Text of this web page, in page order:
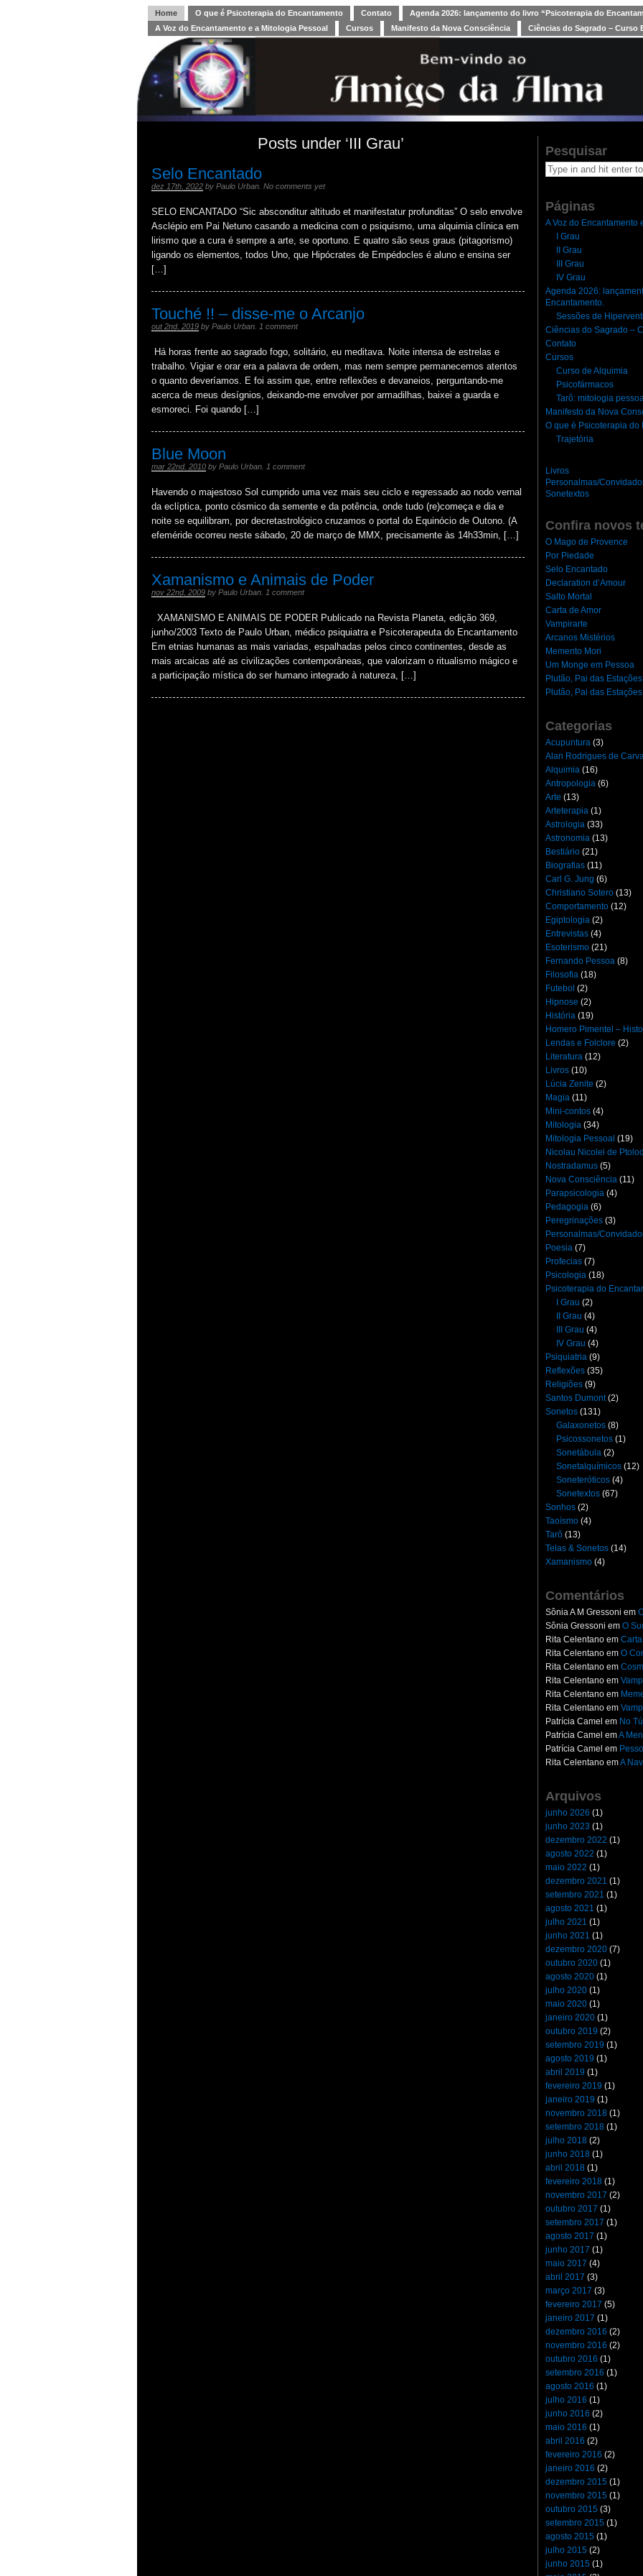
Home O que é Psicoterapia do Encantamento Contato
Agenda 2026: lançamento do livro “Psicoterapia do
A Voz do Encantamento e a Mitologia Pessoal
Cursos Manifesto da Nova Consciência Ciências do Sagrado – Curso
Posts under ‘III Grau’
Selo Encantado
dez 17th, 2022 by Paulo Urban No comments yet
SELO ENCANTADO “Sic absconditur altitudo et manifestatur profunditas” O selo envolve
Asclépio em Pai Netuno casando a medicina com o psiquismo, uma alquimia clínica em
lirismo que a cura é sempre a arte, se oportuno. E quatro são seus graus (pitagorismo)
ligando os elementos, todos Uno, que Hipócrates de Empédocles é aluno e ensina ser
[…]
Touché !! – disse-me o Arcanjo
out 2nd, 2019 by Paulo Urban 1 comment
Há horas frente ao sagrado fogo, solitário, eu meditava. Noite intensa de estrelas e
trabalho. Vigiar e orar era a palavra de ordem, mas nem sempre permanecemos atentos
o quanto deveríamos. E foi assim que, entre reflexões e devaneios, perguntando-me
acerca de meus desígnios, deixando-me envolver por armadilhas, baixei a guarda e
esmoreci. Foi quando […]
Blue Moon
mar 22nd, 2010 by Paulo Urban 1 comment
Havendo o majestoso Sol cumprido uma vez mais seu ciclo e regressado ao nodo vernal
da eclíptica, ponto cósmico da semente e da potência, onde tudo (re)começa e dia e
noite se equilibram, por decretastrológico cruzamos o portal do Equinócio de Outono. (A
efeméride ocorreu neste sábado, 20 de março de MMX, precisamente às 14h33min, […]
Xamanismo e Animais de Poder
nov 22nd, 2009 by Paulo Urban 1 comment
XAMANISMO E ANIMAIS DE PODER Publicado na Revista Planeta, edição 369,
junho/2003 Texto de Paulo Urban, médico psiquiatra e Psicoterapeuta do Encantamento
Em etnias humanas as mais variadas, espalhadas pelos cinco continentes, desde as
mais arcaicas até as civilizações contemporâneas, que valorizam o ritualismo mágico e
a participação mística do ser humano integrado à natureza, […]
Pesquisar
Páginas
A Voz do Encantamento
I Grau
II Grau
III Grau
IV Grau
Agenda 2026:
Encantamento.
Sessões de
Ciências do Sagrado –
Contato
Cursos
Curso de Alquimia
Psicofármacos
Tarô: mitologia
Manifesto da Nova
O que é Psicoterapia do
Trajetória
Livros
Personalmas/
Sonetextos
Confira novos
O Mago de Provence
Por Piedade
Selo Encantado
Declaration d’Amour
Salto Mortal
Carta de Amor
Vampirarte
Arcanos Mistérios
Memento Mori
Um Monge em Pessoa
Plutão, Pai das
Plutão, Pai das
Categorias
Acupuntura (3)
Alan Rodrigues de
Alquimia (16)
Antropologia (6)
Arte (13)
Arteterapia (1)
Astrologia (33)
Astronomia (13)
Bestiário (21)
Biografias (11)
Carl G. Jung (6)
Christiano Sotero (13)
Comportamento (12)
Egiptologia (2)
Entrevistas (4)
Esoterismo (21)
Fernando Pessoa (8)
Filosofia (18)
Futebol (2)
Hipnose (2)
História (19)
Homero Pimentel –
Lendas e Folclore (2)
Literatura (12)
Livros (10)
Lúcia Zenite (2)
Magia (11)
Mini-contos (4)
Mitologia (34)
Mitologia Pessoal (19)
Nicolau Nicolei de
Nostradamus (5)
Nova Consciência (11)
Parapsicologia (4)
Pedagogia (6)
Peregrinações (3)
Personalmas/
Poesia (7)
Profecias (7)
Psicologia (18)
Psicoterapia do
I Grau (2)
II Grau (4)
III Grau (4)
IV Grau (4)
Psiquiatria (9)
Reflexões (35)
Religiões (9)
Santos Dumont (2)
Sonetos (131)
Galaxonetos (8)
Psicossonetos (1)
Sonetábula (2)
Sonetalquímicos (12)
Soneteróticos (4)
Sonetextos (67)
Sonhos (2)
Taoísmo (4)
Tarô (13)
Telas & Sonetos (14)
Xamanismo (4)
Comentários
Sônia A M Gressoni em
Sônia Gressoni em O
Rita Celentano em
Rita Celentano em O
Rita Celentano em
Rita Celentano em
Rita Celentano em
Rita Celentano em
Patrícia Camel em No
Patrícia Camel emA
Patrícia Camel em
Rita Celentano emA
Arquivos
junho 2026 (1)
junho 2023 (1)
dezembro 2022 (1)
agosto 2022 (1)
maio 2022 (1)
dezembro 2021 (1)
setembro 2021 (1)
agosto 2021 (1)
julho 2021 (1)
junho 2021 (1)
dezembro 2020 (7)
outubro 2020 (1)
agosto 2020 (1)
julho 2020 (1)
maio 2020 (1)
janeiro 2020 (1)
outubro 2019 (2)
setembro 2019 (1)
agosto 2019 (1)
abril 2019 (1)
fevereiro 2019 (1)
janeiro 2019 (1)
novembro 2018 (1)
setembro 2018 (1)
julho 2018 (2)
junho 2018 (1)
abril 2018 (1)
fevereiro 2018 (1)
novembro 2017 (2)
outubro 2017 (1)
setembro 2017 (1)
agosto 2017 (1)
junho 2017 (1)
maio 2017 (4)
abril 2017 (3)
março 2017 (3)
fevereiro 2017 (5)
janeiro 2017 (1)
dezembro 2016 (2)
novembro 2016 (2)
outubro 2016 (1)
setembro 2016 (1)
agosto 2016 (1)
julho 2016 (1)
junho 2016 (2)
maio 2016 (1)
abril 2016 (2)
fevereiro 2016 (2)
janeiro 2016 (2)
dezembro 2015 (1)
novembro 2015 (1)
outubro 2015 (3)
setembro 2015 (1)
agosto 2015 (1)
julho 2015 (2)
junho 2015 (1)